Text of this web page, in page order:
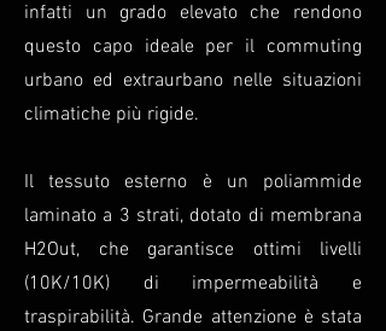
infatti un grado elevato che rendono
questo capo ideale per il commuting
urbano ed extraurbano nelle situazioni
climatiche più rigide.
Il tessuto esterno è un poliammide
laminato a 3 strati, dotato di membrana
H2Out, che garantisce ottimi livelli
(10K/10K) di impermeabilità e
traspirabilità. Grande attenzione è stata